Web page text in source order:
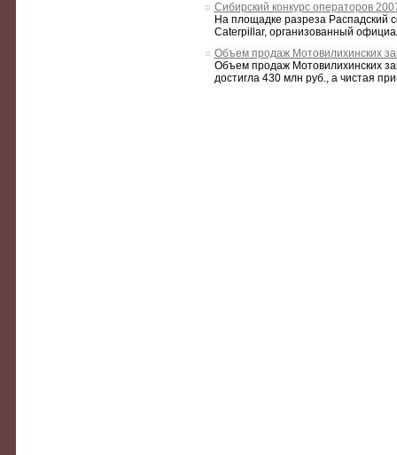
Сибирский конкурс операторов
На площадке разреза Распадский
Caterpillar, организованный
Объем продаж Мотовилихинских
Объем продаж Мотовилихинских
достигла 430 млн руб., а чистая